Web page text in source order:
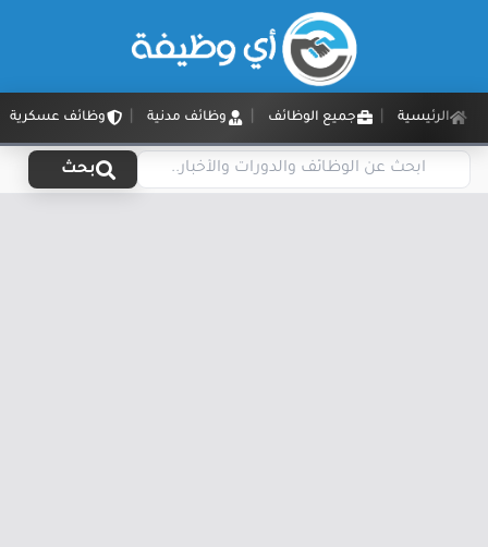
الرئيسية جميع الوظائف وظائف مدنية وظائف عسكرية
بحث